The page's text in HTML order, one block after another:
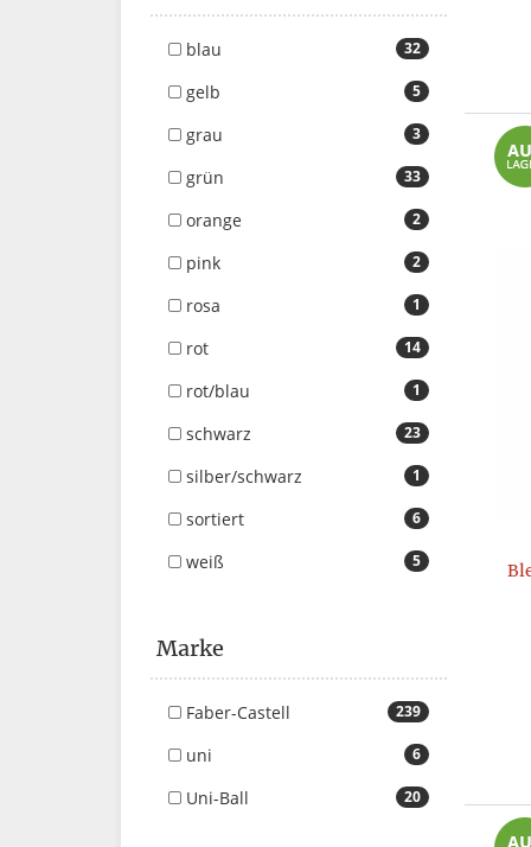
32
blau
5
gelb
3
grau
33
grün
2
orange
2
pink
1
rosa
14
rot
1
rot/blau
23
schwarz
1
silber/schwarz
6
sortiert
5
weiß
Marke
239
Faber-Castell
6
uni
20
Uni-Ball